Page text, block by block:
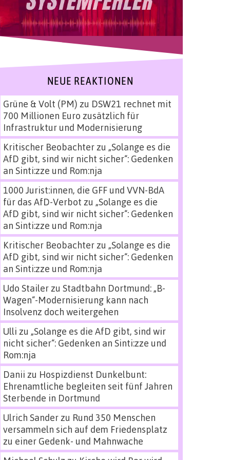
NEUE REAKTIONEN
Grüne & Volt (PM) zu DSW21 rechnet mit
700 Millionen Euro zusätzlich für
Infrastruktur und Modernisierung
Kritischer Beobachterzu „Solange es die
AfD gibt, sind wir nicht sicher“: Gedenken
an Sinti:zze und Rom:nja
1000 Jurist:innen, die GFF und VVN-BdA
für das AfD-Verbot zu „Solange es die
AfD gibt, sind wir nicht sicher“: Gedenken
an Sinti:zze und Rom:nja
Kritischer Beobachterzu „Solange es die
AfD gibt, sind wir nicht sicher“: Gedenken
an Sinti:zze und Rom:nja
Udo Stailerzu Stadtbahn Dortmund: „B-
Wagen“-Modernisierung kann nach
Insolvenz doch weitergehen
Ulli zu „Solange es die AfD gibt, sind wir
nicht sicher“: Gedenken an Sinti:zze und
Rom:nja
Danii zu Hospizdienst Dunkelbunt:
Ehrenamtliche begleiten seit fünf Jahren
Sterbende in Dortmund
Ulrich Sanderzu Rund 350 Menschen
versammeln sich auf dem Friedensplatz
zu einer Gedenk- und Mahnwache